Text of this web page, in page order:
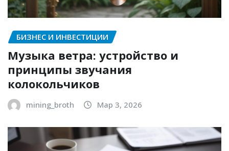
БИЗНЕС И ИНВЕСТИЦИИ
Музыка ветра: устройство и
принципы звучания
колокольчиков
mining_broth Мар 3, 2026